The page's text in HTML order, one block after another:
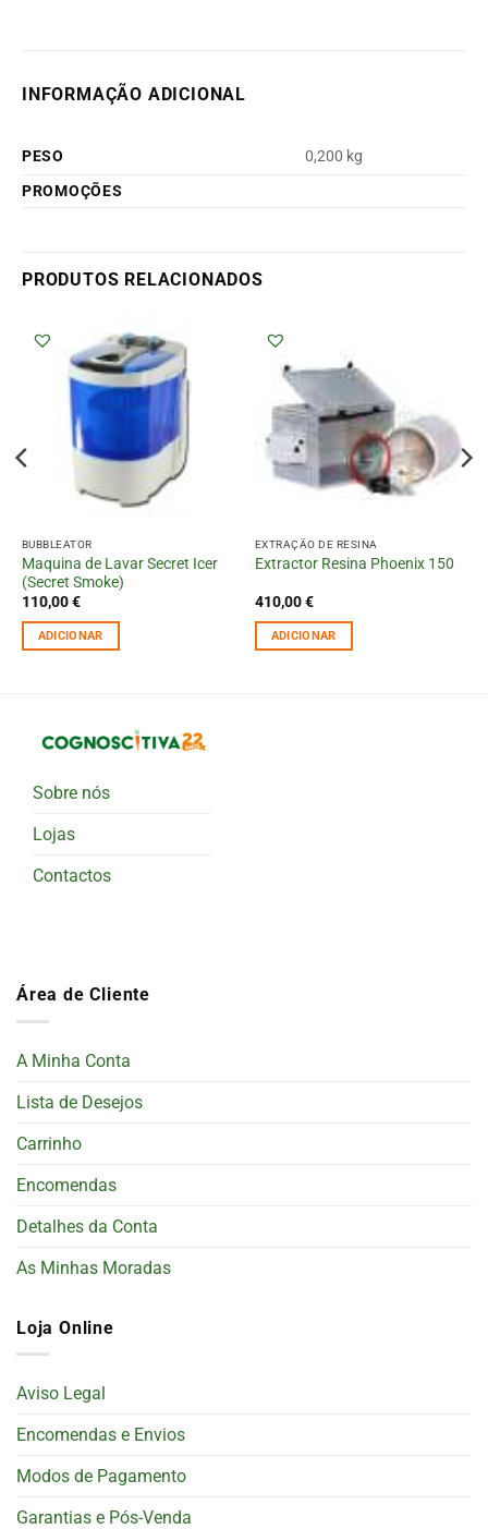
INFORMAÇÃO ADICIONAL
PESO
0,200 kg
PROMOÇÕES
PRODUTOS RELACIONADOS
BUBBLEATOR
Maquina de Lavar Secret Icer
(Secret Smoke)
110,00€
ADICIONAR
EXTRAÇÃO DE RESINA
Extractor Resina Phoenix 150
410,00€
ADICIONAR
Sobre nós
Lojas
Contactos
Área de Cliente
A Minha Conta
Lista de Desejos
Carrinho
Encomendas
Detalhes da Conta
As Minhas Moradas
Loja Online
Aviso Legal
Encomendas e Envios
Modos de Pagamento
Garantias e Pós-Venda